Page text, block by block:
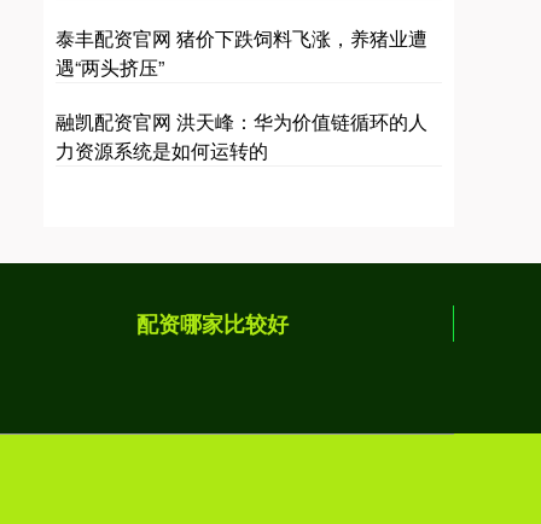
泰丰配资官网 猪价下跌饲料飞涨，养猪业遭
遇“两头挤压”
融凯配资官网 洪天峰：华为价值链循环的人
力资源系统是如何运转的
配资哪家比较好